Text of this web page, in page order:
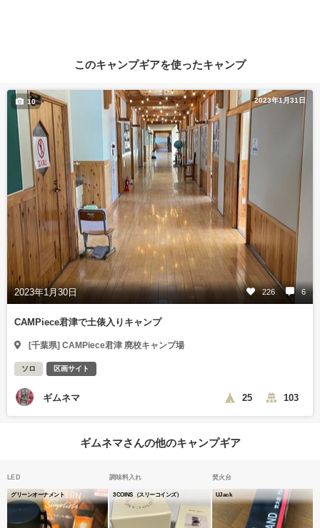
このキャンプギアを使ったキャンプ
2023年1月31日
2023年1月30日 226 6
10
CAMPiece君津で土俵入りキャンプ
[千葉県] CAMPiece君津 廃校キャンプ場
ソロ 区画サイト
ギムネマ 25 103
ギムネマさんの他のキャンプギア
LED
グリーンオーナメント
調味料入れ
3COINS（スリーコインズ）
焚火台
UJack